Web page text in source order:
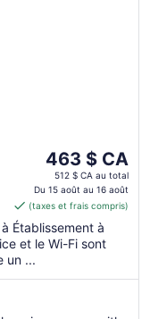
Le
prix
est
de 463 $ CA
par
nuit
août
463 $ CA
512 $ CA au total
Du 15 août au 16 août
(taxes et frais compris)
Établissement à
et le Wi-Fi sont
un ...